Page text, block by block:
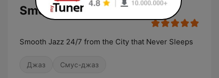
Smooth Jazz CD 101.9 FM
Smooth Jazz 24/7 from the City that Never Sleeps
Джаз Смус-джаз